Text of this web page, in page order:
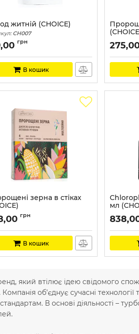
житній (CHOICE)
CH007
грн
В кошик
Артикул:
зерна в стіках
CH006
грн
В кошик
мл
Артикул:
який втілює ідею свідомого
об’єднує сучасні
В основі діяльності –